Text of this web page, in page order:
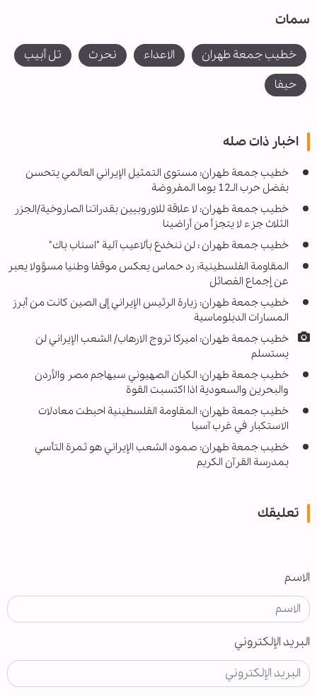
سمات
خطيب جمعة طهران الاعداء نحرث
تل أبيب
حيفا
اخبار ذات صله
خطيب جمعة طهران: مستوى التمثيل الإيراني العالمي يتحسن
بفضل حرب الـ12 يوما المفروضة
خطیب جمعة طهران: لا علاقة للاوروبیین بقدراتنا الصاروخیة/الجزر
الثلاث جزء لا یتجزأ من أراضینا
خطيب جمعة طهران : لن ننخدع بألاعيب آلية "اسناب باك"
المقاومة الفلسطينية: رد حماس يعكس موقفا وطنيا مسؤولا يعبر
عن إجماع الفصائل
خطيب جمعة طهران: زيارة الرئيس الإيراني إلى الصين كانت من أبرز
المسارات الدبلوماسية
خطيب جمعة طهران: اميركا تروج الارهاب/ الشعب الإيراني لن
يستسلم
خطيب جمعة طهران: الكيان الصهيوني سيهاجم مصر والأردن
والبحرين والسعودية اذا اكتسبت القوة
خطيب جمعة طهران: المقاومة الفلسطينية احبطت معادلات
الاستكبار في غرب آسيا
خطيب جمعة طهران: صمود الشعب الإيراني هو ثمرة التأسي
بمدرسة القرآن الكريم
تعليقك
الاسم
البريد الإلكتروني